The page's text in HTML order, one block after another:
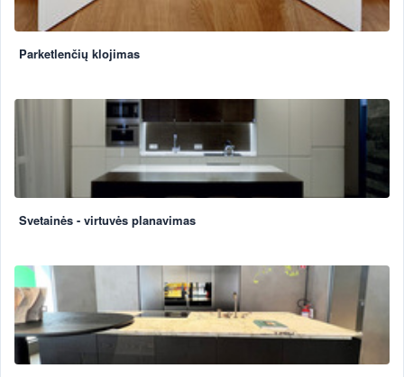
Parketlenčių klojimas
Svetainės - virtuvės planavimas